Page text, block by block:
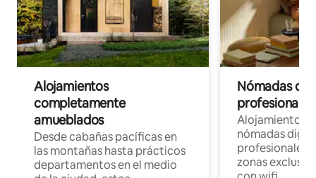
Alojamientos
completamente
amueblados
Desde cabañas pacíficas en
las montañas hasta prácticos
departamentos en el medio
Nómadas
Alojamientos
nómadas
profesionales
zonas